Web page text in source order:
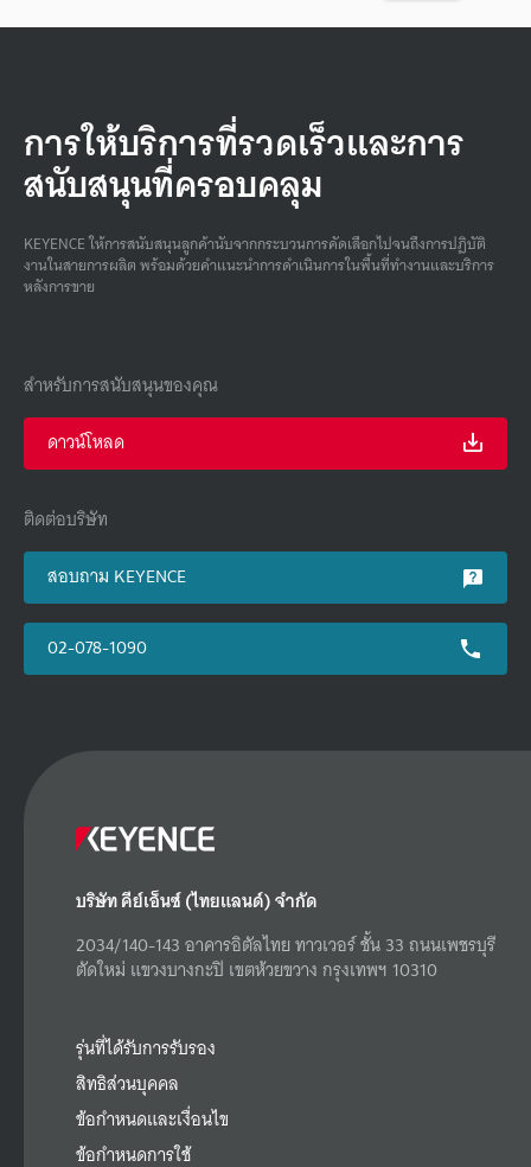
การให้บริการที่รวดเร็วและการ
สนับสนุนที่ครอบคลุม
KEYENCE ให้การสนับสนุนลูกค้านับจากกระบวนการคัดเลือกไปจนถึงการปฏิบัติ
งานในสายการผลิต พร้อมด้วยคําแนะนําการดําเนินการในพื้นที่ทํางานและบริการ
หลังการขาย
สำหรับการสนับสนุนของคุณ
ดาวน์โหลด
ติดต่อบริษัท
สอบถาม KEYENCE
02-078-1090
บริษัท คีย์เอ็นซ์ (ไทยแลนด์) จำกัด
2034/140-143 อาคารอิตัลไทย ทาวเวอร์ ชั้น 33 ถนนเพชรบุรี
ตัดใหม่ แขวงบางกะปิ เขตห้วยขวาง กรุงเทพฯ 10310
รุ่นที่ได้รับการรับรอง
สิทธิส่วนบุคคล
ข้อกำหนดและเงื่อนไข
ข้อกำหนดการใช้